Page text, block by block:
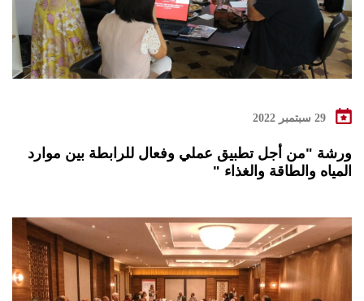
29 سبتمبر 2022
ورشة "من أجل تطبيق عملي وفعال للرابطة بين موارد
المياه والطاقة والغذاء "